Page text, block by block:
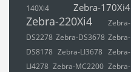
140Xi4
Zebra-170Xi4
Zebra-220Xi4
Zebra-
DS2278 Zebra-DS3678 Zebra-
DS8178 Zebra-LI3678 Zebra-
LI4278 Zebra-MC2200 Zebra-